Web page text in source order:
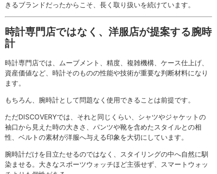
きるブランドだったからこそ、長く取り扱いを続けています。
時計専門店ではなく、洋服店が提案する腕時
計
時計専門店では、ムーブメント、精度、複雑機構、ケース仕上げ、
資産価値など、時計そのものの性能や技術が重要な判断材料になり
ます。
もちろん、腕時計として問題なく使用できることは前提です。
ただDISCOVERYでは、それと同じくらい、シャツやジャケットの
袖口から見えた時の大きさ、パンツや靴を含めたスタイルとの相
性、ベルトの素材が洋服へ与える印象を大切にしています。
腕時計だけを目立たせるのではなく、スタイリングの中へ自然に馴
染ませる。大きなスポーツウォッチほど主張せず、スマートウォッ